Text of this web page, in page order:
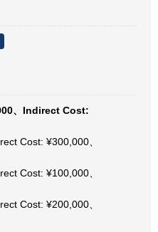
、Indirect Cost:
Cost: ¥300,000、
Cost: ¥100,000、
Cost: ¥200,000、